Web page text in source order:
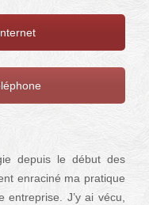
depuis le début des
enraciné ma pratique
J’y ai vécu,